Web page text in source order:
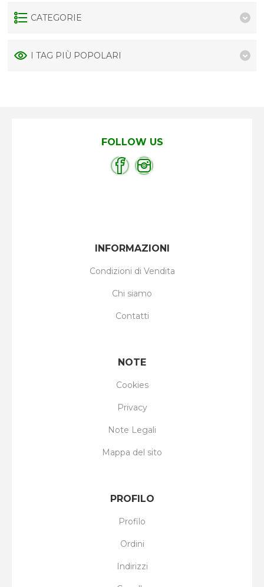
CATEGORIE
I TAG PIÙ POPOLARI
FOLLOW US
INFORMAZIONI
Condizioni di Vendita
Chi siamo
Contatti
NOTE
Cookies
Privacy
Note Legali
Mappa del sito
PROFILO
Profilo
Ordini
Indirizzi